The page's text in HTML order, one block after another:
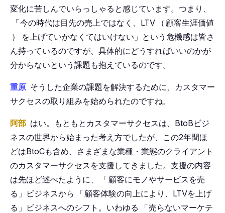
変化に苦しんでいらっしゃると感じています。つまり、
「今の時代は目先の売上ではなく、LTV （ 顧客生涯価値
）
を上げていかなくてはいけない」という危機感は皆さ
ん持っているのですが、具体的にどうすればいいのかが
分からないという課題も抱えているのです。
重原 そうした企業の課題を解決するために、カスタマー
サクセスの取り組みを始められたのですね。
阿部 はい。もともとカスタマーサクセスは、BtoBビジ
ネスの世界から始まった考え方でしたが、この2年間ほ
どはBtoCも含め、さまざまな業種・業態のクライアント
のカスタマーサクセスを支援してきました。支援の内容
は先ほど述べたように、
「顧客にモノやサービスを売
る」ビジネスから
「顧客体験の向上により、LTVを上げ
る」ビジネスへのシフト。いわゆる
「売らないマーケテ